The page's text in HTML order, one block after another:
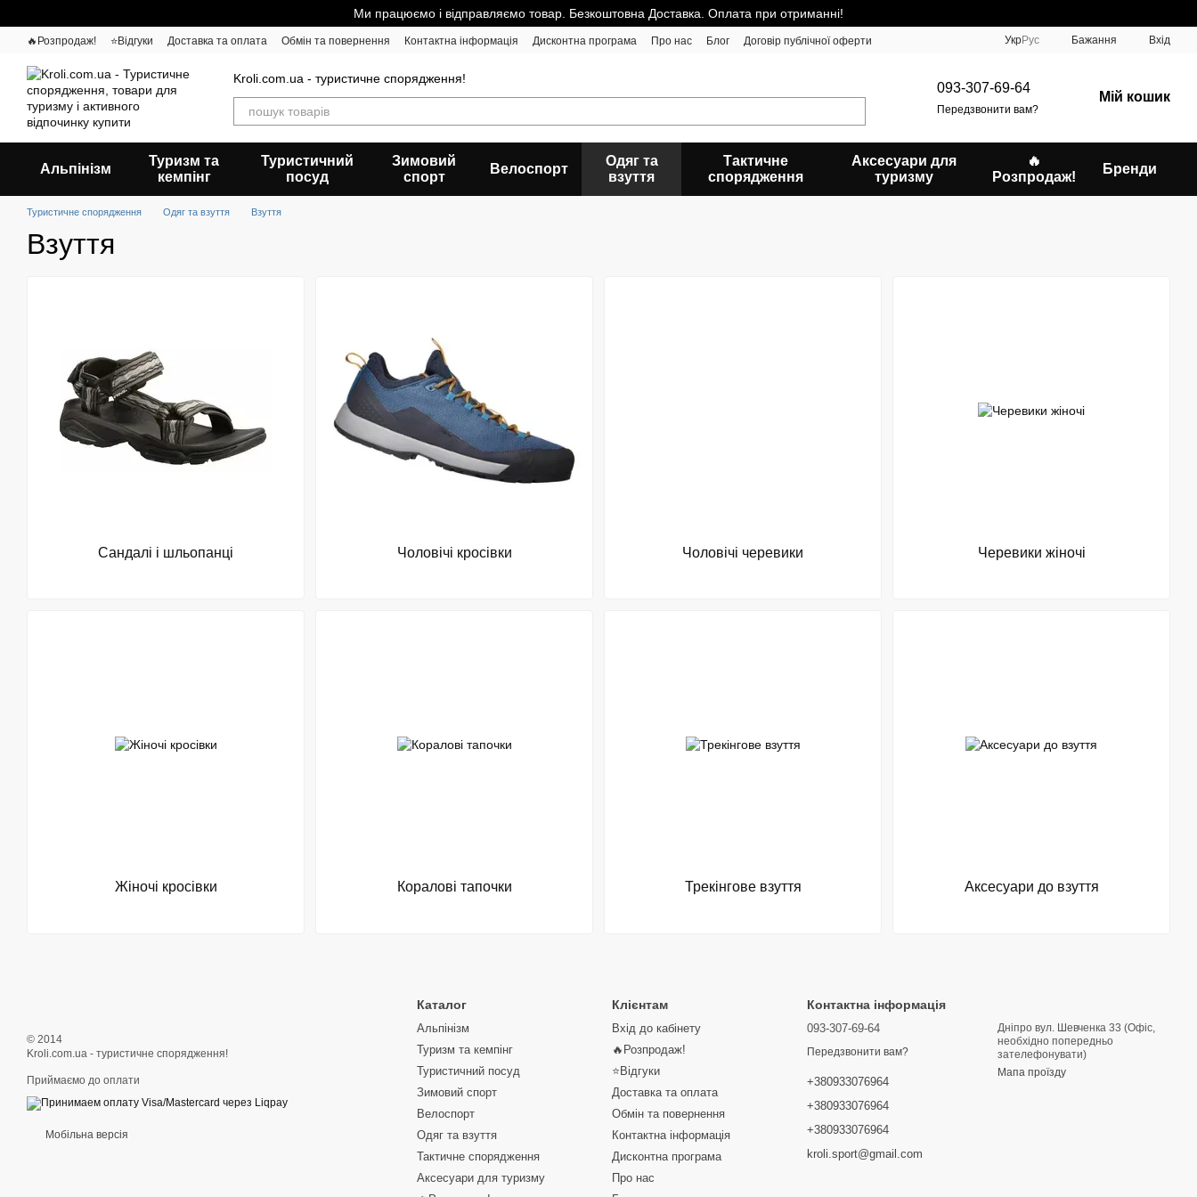
Ми працюємо і відправляємо товар. Безкоштовна Доставка. Оплата при отриманні!
🔥Розпродаж! ⭐Відгуки Доставка та оплата Обмін та повернення Контактна інформація Дисконтна програма Про нас Блог Договір публічної оферти УкрРус Бажання Вхід
Kroli.com.ua - туристичне спорядження!
093-307-69-64
Передзвонити вам?
Мій кошик
Альпінізм
Туризм та
кемпінг
Туристичний
посуд
Зимовий
спорт
Велоспорт
Одяг та
взуття
Тактичне
спорядження
Аксесуари для
туризму
🔥
Розпродаж!
Бренди
Туристичне спорядження Одяг та взуття Взуття
Взуття
Сандалі і шльопанці Чоловічі кросівки Чоловічі черевики Черевики жіночі
Жіночі кросівки Коралові тапочки Трекінгове взуття Аксесуари до взуття
© 2014
Kroli.com.ua - туристичне спорядження!
Приймаємо до оплати
Мобільна версія
Каталог
Альпінізм
Туризм та кемпінг
Туристичний посуд
Зимовий спорт
Велоспорт
Одяг та взуття
Тактичне спорядження
Аксесуари для туризму
Клієнтам
Вхід до кабінету
🔥Розпродаж!
⭐Відгуки
Доставка та оплата
Обмін та повернення
Контактна інформація
Дисконтна програма
Про нас
Контактна інформація
093-307-69-64
Передзвонити вам?
+380933076964
+380933076964
+380933076964
kroli.sport@gmail.com
Дніпро вул. Шевченка 33 (Офіс,
необхідно попередньо
зателефонувати)
Мапа проїзду